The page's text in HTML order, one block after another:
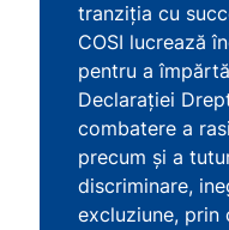
tranziția cu
COSI lucrează
pentru a
Declarației
combatere a
precum și a
discriminare,
excluziune, prin